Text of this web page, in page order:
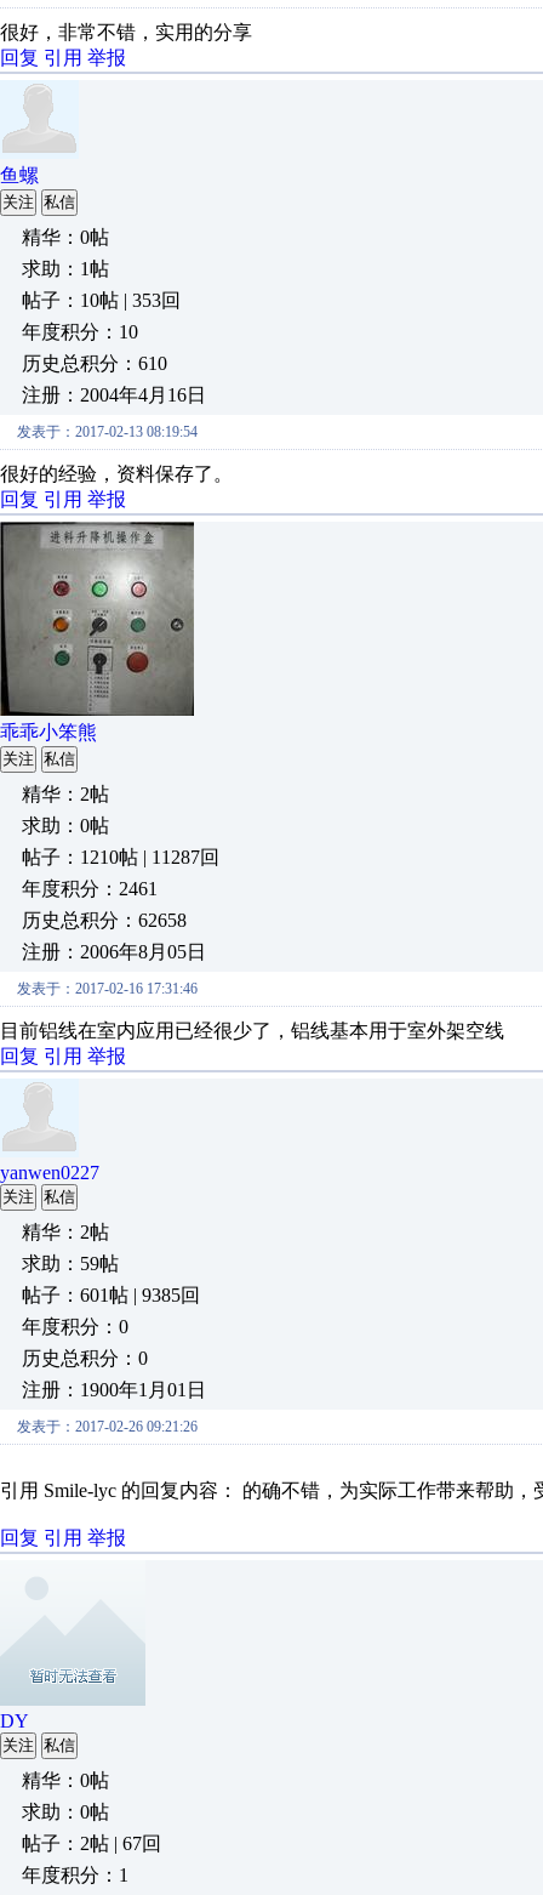
很好，非常不错，实用的分享
回复 引用 举报
鱼螺
关注 私信
精华：0帖
求助：1帖
帖子：10帖 | 353回
年度积分：10
历史总积分：610
注册：2004年4月16日
发表于：2017-02-13 08:19:54
很好的经验，资料保存了。
回复 引用 举报
乖乖小笨熊
关注 私信
精华：2帖
求助：0帖
帖子：1210帖 | 11287回
年度积分：2461
历史总积分：62658
注册：2006年8月05日
发表于：2017-02-16 17:31:46
目前铝线在室内应用已经很少了，铝线基本用于室外架空线
回复 引用 举报
yanwen0227
关注 私信
精华：2帖
求助：59帖
帖子：601帖 | 9385回
年度积分：0
历史总积分：0
注册：1900年1月01日
发表于：2017-02-26 09:21:26
引用 Smile-lyc 的回复内容： 的确不错，为实际工作带来帮助，
回复 引用 举报
DY
关注 私信
精华：0帖
求助：0帖
帖子：2帖 | 67回
年度积分：1